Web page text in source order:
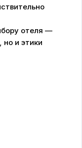
отеля —
но и этики